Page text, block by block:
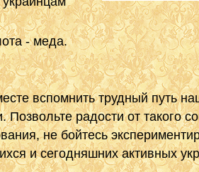
- меда.
вспомнить трудный путь
радости от такого
не бойтесь
и сегодняшних активных